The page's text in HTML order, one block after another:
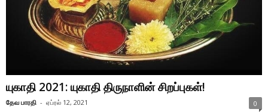
யுகாதி 2021: யுகாதி திருநாளின் சிறப்புகள்!
தேவ பாரதி - ஏப்ரல் 12, 2021 0